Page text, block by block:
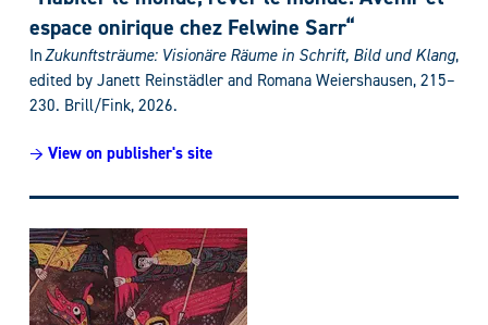
espace onirique chez Felwine Sarr“
InZukunftsträume: Visionäre Räume in Schrift, Bild und Klang,
edited by Janett Reinstädler and Romana Weiershausen, 215–
230. Brill/Fink, 2026.
→ View on publisher's site